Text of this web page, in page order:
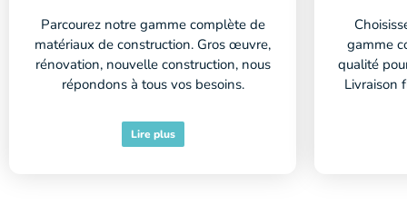
Parcourez notre gamme complète de
matériaux de construction. Gros œuvre,
rénovation, nouvelle construction, nous
répondons à tous vos besoins.
Lire plus
gamme
qualité
Livraison